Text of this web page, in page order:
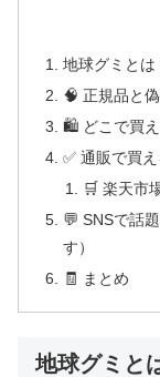
地球グミとは
🧠 正規品と
🛍️ どこで買
✅ 通販で買
🛒 楽天市
💬 SNSで話
す）
🧾 まとめ
地球グミと